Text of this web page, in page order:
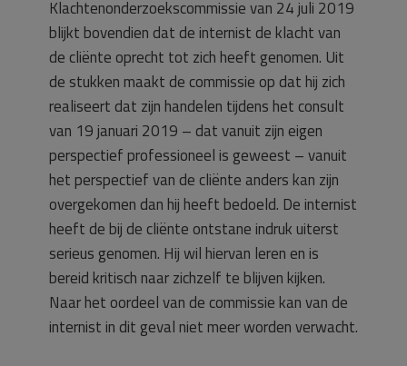
Klachtenonderzoekscommissie van 24 juli 2019
blijkt bovendien dat de internist de klacht van
de cliënte oprecht tot zich heeft genomen. Uit
de stukken maakt de commissie op dat hij zich
realiseert dat zijn handelen tijdens het consult
van 19 januari 2019 – dat vanuit zijn eigen
perspectief professioneel is geweest – vanuit
het perspectief van de cliënte anders kan zijn
overgekomen dan hij heeft bedoeld. De internist
heeft de bij de cliënte ontstane indruk uiterst
serieus genomen. Hij wil hiervan leren en is
bereid kritisch naar zichzelf te blijven kijken.
Naar het oordeel van de commissie kan van de
internist in dit geval niet meer worden verwacht.